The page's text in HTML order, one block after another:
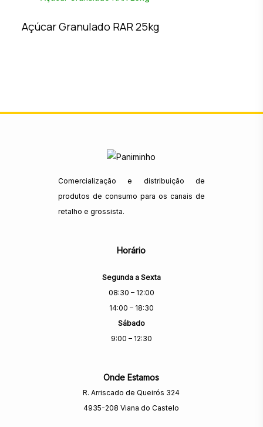
Açúcar Granulado RAR 25kg
Comercialização e distribuição de
produtos de consumo para os canais de
retalho e grossista.
Horário
Segunda a Sexta
08:30 – 12:00
14:00 – 18:30
Sábado
9:00 – 12:30
Onde Estamos
R. Arriscado de Queirós 324
4935-208 Viana do Castelo